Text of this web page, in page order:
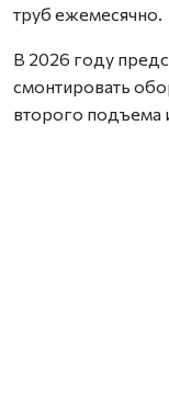
труб ежемесячно.
В 2026 году
смонтировать
второго подъема
водоподготовки.